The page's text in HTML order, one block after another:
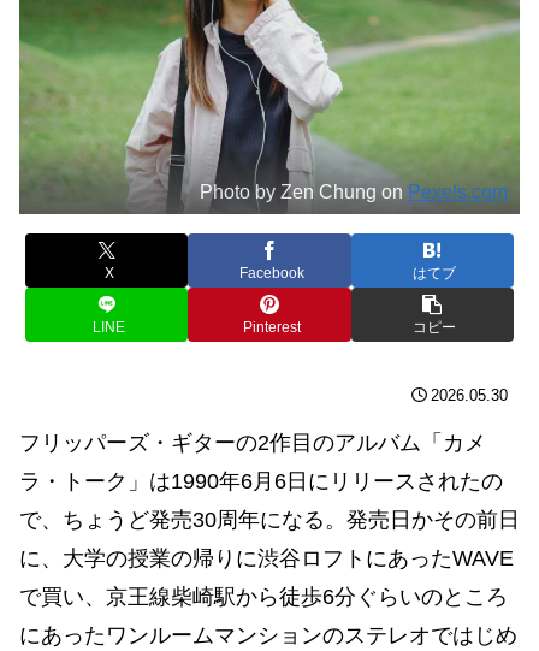
Photo by Zen Chung on Pexels.com
X Facebook はてブ
LINE Pinterest コピー
2026.05.30
フリッパーズ・ギターの2作目のアルバム「カメ
ラ・トーク」は1990年6月6日にリリースされたの
で、ちょうど発売30周年になる。発売日かその前日
に、大学の授業の帰りに渋谷ロフトにあったWAVE
で買い、京王線柴崎駅から徒歩6分ぐらいのところ
にあったワンルームマンションのステレオではじめ